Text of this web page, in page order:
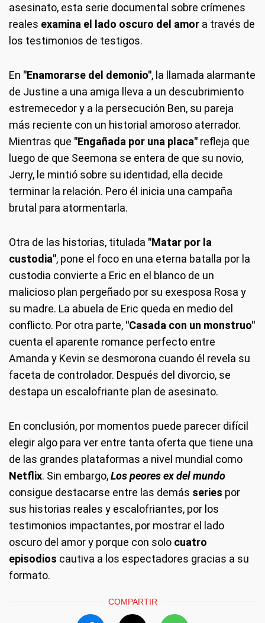
asesinato, esta serie documental sobre crímenes
reales examina el lado oscuro del amor a través de
los testimonios de testigos.
En "Enamorarse del demonio", la llamada alarmante
de Justine a una amiga lleva a un descubrimiento
estremecedor y a la persecución Ben, su pareja
más reciente con un historial amoroso aterrador.
Mientras que "Engañada por una placa" refleja que
luego de que Seemona se entera de que su novio,
Jerry, le mintió sobre su identidad, ella decide
terminar la relación. Pero él inicia una campaña
brutal para atormentarla.
Otra de las historias, titulada "Matar por la
custodia", pone el foco en una eterna batalla por la
custodia convierte a Eric en el blanco de un
malicioso plan pergeñado por su exesposa Rosa y
su madre. La abuela de Eric queda en medio del
conflicto. Por otra parte, "Casada con un monstruo"
cuenta el aparente romance perfecto entre
Amanda y Kevin se desmorona cuando él revela su
faceta de controlador. Después del divorcio, se
destapa un escalofriante plan de asesinato.
En conclusión, por momentos puede parecer difícil
elegir algo para ver entre tanta oferta que tiene una
de las grandes plataformas a nivel mundial como
Netflix. Sin embargo,Los peores ex del mundo
consigue destacarse entre las demás series por
sus historias reales y escalofriantes, por los
testimonios impactantes, por mostrar el lado
oscuro del amor y porque con solo cuatro
episodios cautiva a los espectadores gracias a su
formato.
COMPARTIR